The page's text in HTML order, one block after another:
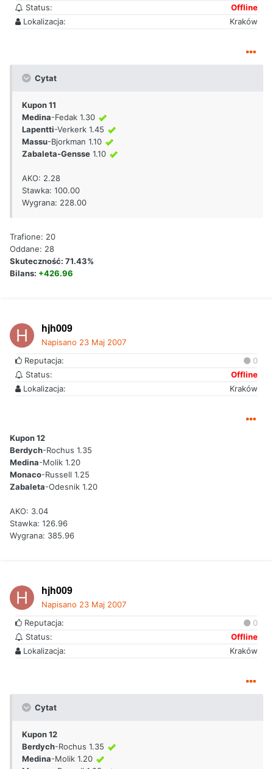
Status:
Offline
Lokalizacja:
Kraków
Cytat
Kupon 11
Medina-Fedak 1.30
Lapentti-Verkerk 1.45
Massu-Bjorkman 1.10
Zabaleta-Gensse 1.10
AKO: 2.28
Stawka: 100.00
Wygrana: 228.00
Trafione: 20
Oddane: 28
Skuteczność: 71.43%
Bilans: +426.96
hjh009
Napisano 23 Maj 2007
Reputacja:
0
Status:
Offline
Lokalizacja:
Kraków
Kupon 12
Berdych-Rochus 1.35
Medina-Molik 1.20
Monaco-Russell 1.25
Zabaleta-Odesnik 1.20
AKO: 3.04
Stawka: 126.96
Wygrana: 385.96
hjh009
Napisano 23 Maj 2007
Reputacja:
0
Status:
Offline
Lokalizacja:
Kraków
Cytat
Kupon 12
Berdych-Rochus 1.35
Medina-Molik 1.20